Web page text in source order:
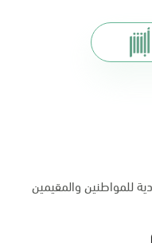
للمواطنين والمقيمين